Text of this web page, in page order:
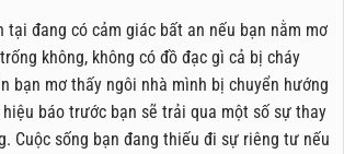
tại đang có cảm giác bất an nếu bạn nằm mơ
không, không có đồ đạc gì cả bị cháy
bạn mơ thấy ngôi nhà mình bị chuyển hướng
báo trước bạn sẽ trải qua một số sự thay
Cuộc sống bạn đang thiếu đi sự riêng tư nếu